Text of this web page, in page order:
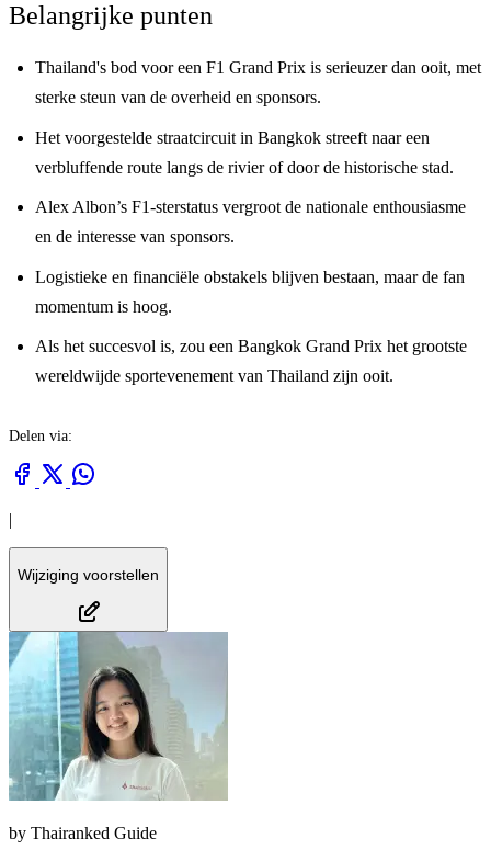
Belangrijke punten
Thailand's bod voor een F1 Grand Prix is serieuzer dan ooit, met
sterke steun van de overheid en sponsors.
Het voorgestelde straatcircuit in Bangkok streeft naar een
verbluffende route langs de rivier of door de historische stad.
Alex Albon’s F1-sterstatus vergroot de nationale enthousiasme
en de interesse van sponsors.
Logistieke en financiële obstakels blijven bestaan, maar de fan
momentum is hoog.
Als het succesvol is, zou een Bangkok Grand Prix het grootste
wereldwijde sportevenement van Thailand zijn ooit.
Delen via:
|
Wijziging voorstellen
by Thairanked Guide